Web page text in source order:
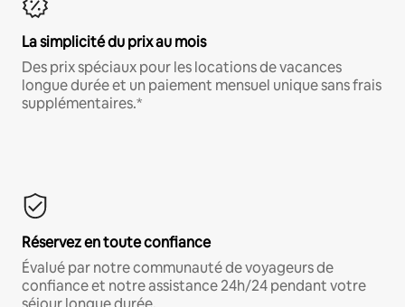
La simplicité du prix au mois
Des prix spéciaux pour les locations de vacances
longue durée et un paiement mensuel unique sans frais
supplémentaires.*
Réservez en toute confiance
Évalué par notre communauté de voyageurs de
confiance et notre assistance 24h/24 pendant votre